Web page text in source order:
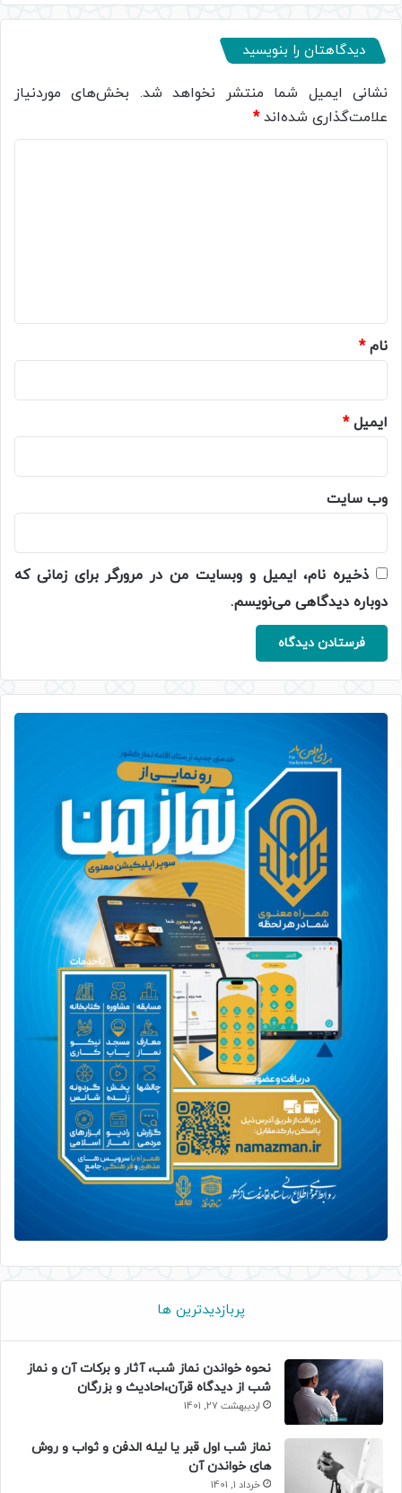
دیدگاهتان را بنویسید
نشانی ایمیل شما منتشر نخواهد شد. بخش‌های موردنیاز
علامت‌گذاری شده‌اند*
نام*
ایمیل*
وب‌ سایت
ذخیره نام، ایمیل و وبسایت من در مرورگر برای زمانی که
دوباره دیدگاهی می‌نویسم.
پربازدیدترین ها
نحوه خواندن نماز شب، آثار و برکات آن و نماز
شب از دیدگاه قرآن،احادیث و بزرگان
اردیبهشت 27, 1401
نماز شب اول قبر یا لیله الدفن و ثواب و روش
های خواندن آن
خرداد 1, 1401